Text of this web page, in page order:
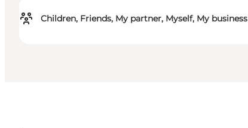
Children, Friends, My partner, Myself, My business